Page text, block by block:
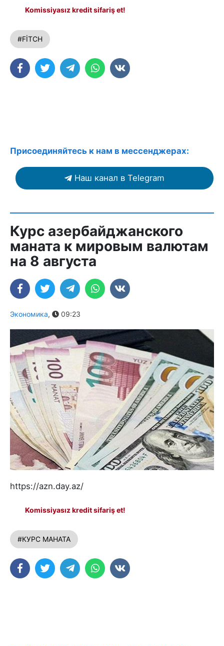
Komissiyasız kredit sifariş et!
#FİTCH
Присоединяйтесь к нам в мессенджерах:
Наш канал в Telegram
Курс азербайджанского
маната к мировым валютам
на 8 августа
Экономика, 09:23
https://azn.day.az/
Komissiyasız kredit sifariş et!
#КУРС МАНАТА